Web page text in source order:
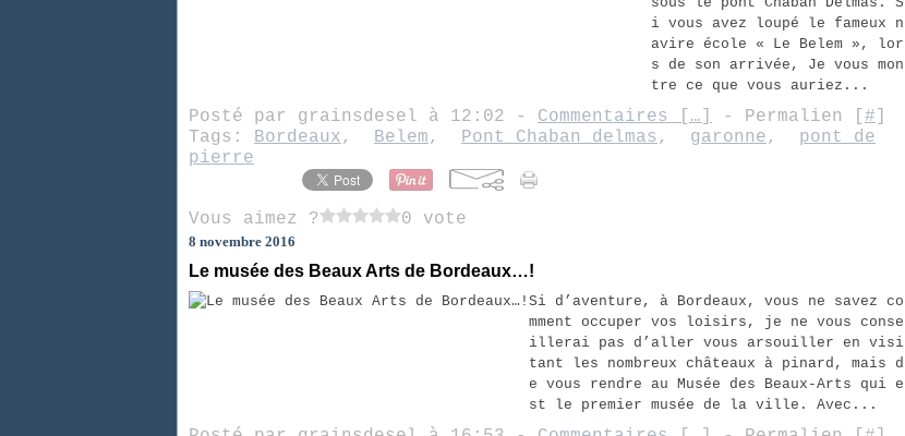
i vous avez loupé le fameux n
avire école « Le Belem », lor
s de son arrivée, Je vous mon
tre ce que vous auriez...
Posté par grainsdesel à 12:02 - Commentaires [ … - Permalien [ #
Tags: Bordeaux, Belem, Pont Chaban delmas , garonne, pont de
pierre
Vous aimez ? 0 vote
8 novembre 2016
Le musée des Beaux Arts de Bordeaux…!
Si d’aventure, à Bordeaux, vous ne savez co
mment occuper vos loisirs, je ne vous conse
illerai pas d’aller vous arsouiller en visi
tant les nombreux châteaux à pinard, mais d
e vous rendre au Musée des Beaux-Arts qui e
st le premier musée de la ville. Avec...